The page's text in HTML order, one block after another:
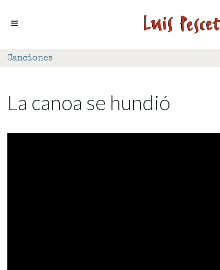
Canciones
La canoa se hundió